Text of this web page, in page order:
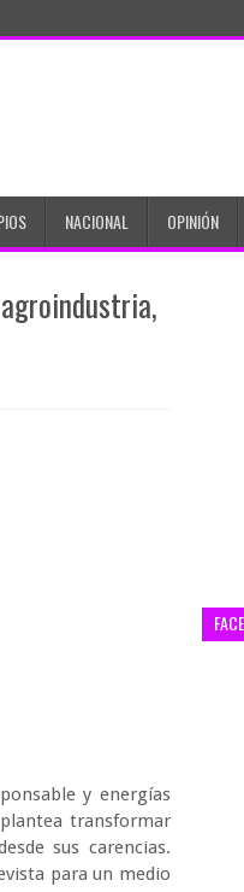
NACIONAL OPINIÓN
y energías
transformar
sus carencias.
para un medio